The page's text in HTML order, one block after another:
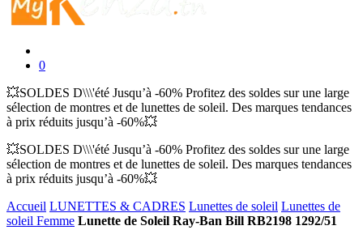
0
💥SOLDES D\\\'été Jusqu’à -60% Profitez des soldes sur une large
sélection de montres et de lunettes de soleil. Des marques tendances
à prix réduits jusqu’à -60%💥
💥SOLDES D\\\'été Jusqu’à -60% Profitez des soldes sur une large
sélection de montres et de lunettes de soleil. Des marques tendances
à prix réduits jusqu’à -60%💥
Accueil LUNETTES & CADRES Lunettes de soleil Lunettes de
soleil Femme Lunette de Soleil Ray-Ban Bill RB2198 1292/51